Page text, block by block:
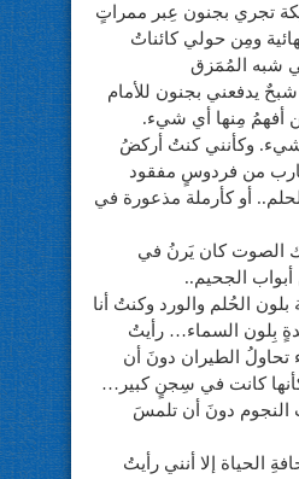
تجري بجنون عِبر ممراتٍ
ومِن حولي كائناتُ
شبه المُمَزق
يدفعني بجنون للأمام
أفهمُ مِنها أي شيء.
وكأنني كنتُ أركضُ
من فردوسٍ مفقود
أو كأرملة مذعورة في
الصوت كان يَرنُ في
الجحيم..
الحُلم والورد وكنتُ أنا
بِلون السماء… رأيتُ
تحاولُ الطيران دونَ أن
كانت في سِجنٍ كبير…
النجوم دونَ أن تلمسَ
الحياة إلا أنني رأيتُ